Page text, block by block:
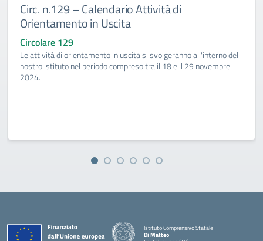
Circ. n.129 – Calendario Attività di
Orientamento in Uscita
Circolare 129
Le attività di orientamento in uscita si svolgeranno all'interno del
nostro istituto nel periodo compreso tra il 18 e il 29 novembre
2024.
Istituto Comprensivo Statale
Di Matteo